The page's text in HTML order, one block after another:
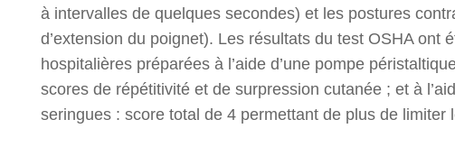
à intervalles de quelques secondes) et les postures
d’extension du poignet). Les résultats du test OSHA ont
hospitalières préparées à l’aide d’une pompe
scores de répétitivité et de surpression cutanée ; et à
seringues : score total de 4 permettant de plus de limiter